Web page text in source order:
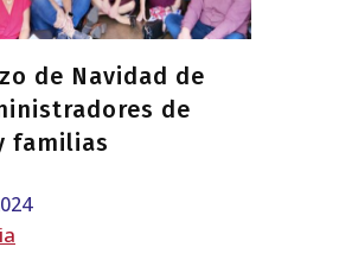
de Navidad de
de
familias